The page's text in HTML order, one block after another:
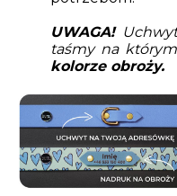
UWAGA!
taśmy na
kolorze obroży.